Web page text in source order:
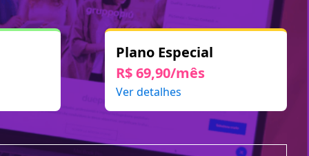
Plano Especial
R$ 69,90/mês
Ver detalhes